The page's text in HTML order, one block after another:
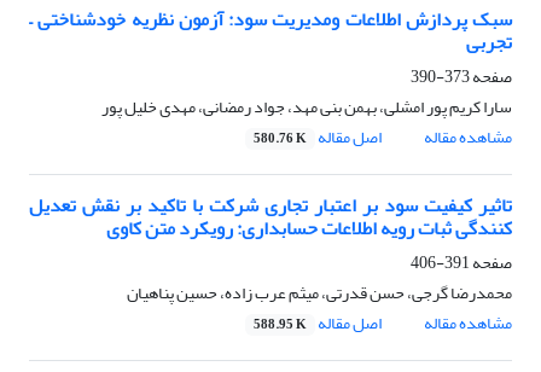
سبک پردازش اطلاعات ومدیریت سود: آزمون نظریه خودشناختی –
تجربی
صفحه373-390
سارا کریم پور امشلی، بهمن بنی مهد، جواد رمضانی، مهدی خلیل پور
مشاهده مقاله
اصل مقاله 580.76 K
تاثیر کیفیت سود بر اعتبار تجاری شرکت با تاکید بر نقش تعدیل
کنندگی ثبات رویه اطلاعات حسابداری: رویکرد متن کاوی
صفحه391-406
محمدرضا گرجی، حسن قدرتی، میثم عرب زاده، حسین پناهیان
مشاهده مقاله
اصل مقاله 588.95 K